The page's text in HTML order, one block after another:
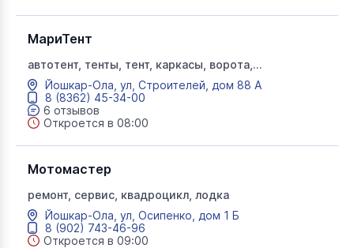
МариТент
автотент, тенты, тент, каркасы, ворота,
металлоконструкции, крыши, реклама на тентах,
маркизы, ремонт, бассейны, маритент,
автомобильные тенты
Йошкар-Ола, ул, Строителей, дом 88 А
8 (8362) 45-34-00
6 отзывов
Откроется в 08:00
Мотомастер
ремонт, сервис, квадроцикл, лодка
Йошкар-Ола, ул, Осипенко, дом 1 Б
8 (902) 743-46-96
Откроется в 09:00